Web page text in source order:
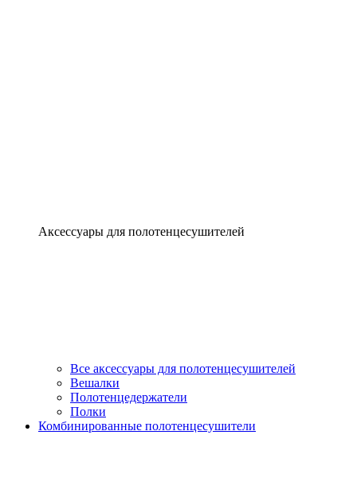
Аксессуары для полотенцесушителей
Все аксессуары для полотенцесушителей
Вешалки
Полотенцедержатели
Полки
Комбинированные полотенцесушители